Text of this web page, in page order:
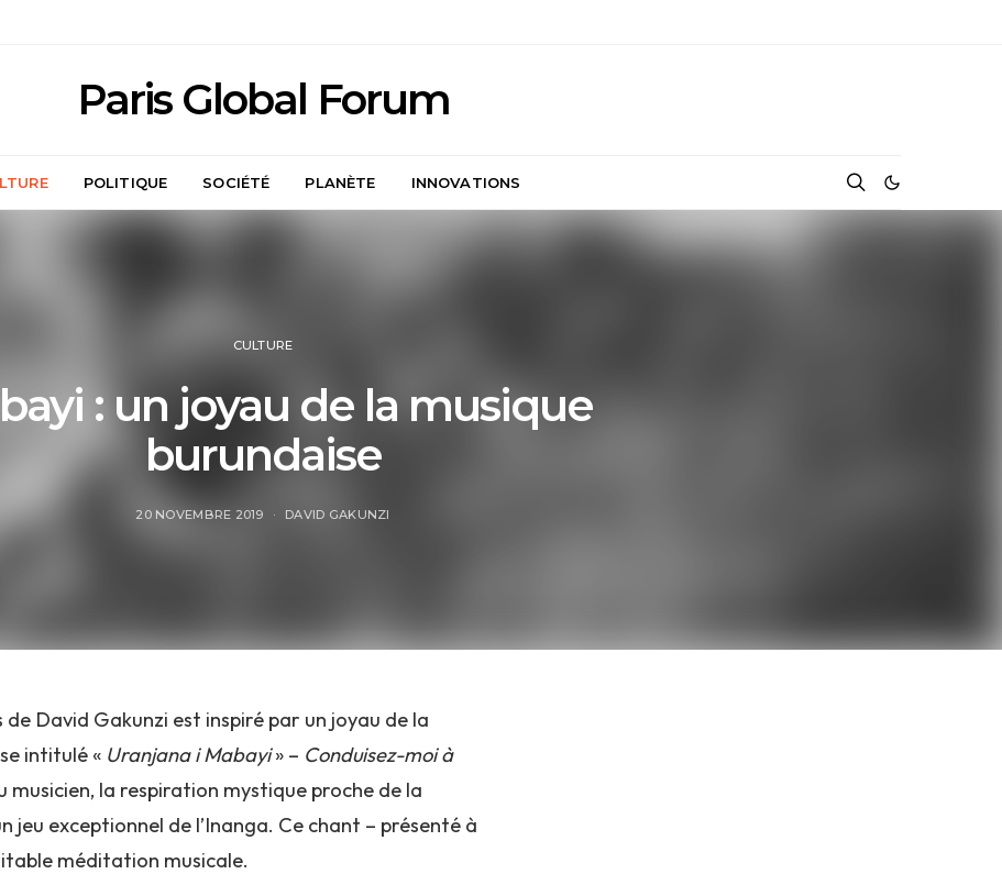
Paris Global Forum
POLITIQUE SOCIÉTÉ PLANÈTE INNOVATIONS
CULTURE
: un joyau de la musique
burundaise
20 NOVEMBRE 2019 DAVID GAKUNZI
David Gakunzi est inspiré par un joyau de la
intitulé « Uranjana i Mabayi» – Conduisez-moi à
musicien, la respiration mystique proche de la
jeu exceptionnel de l’Inanga. Ce chant – présenté à
méditation musicale.